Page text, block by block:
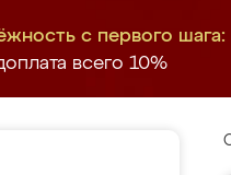
с первого шага:
всего 10%